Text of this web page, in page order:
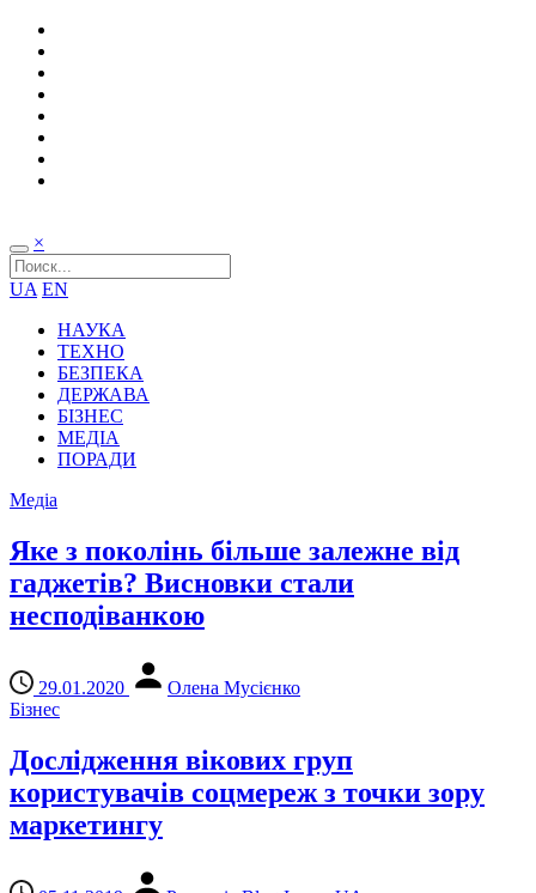
×
UA EN
НАУКА
ТЕХНО
БЕЗПЕКА
ДЕРЖАВА
БІЗНЕС
МЕДІА
ПОРАДИ
Медіа
Яке з поколінь більше залежне від
гаджетів? Висновки стали
несподіванкою
29.01.2020
Олена Мусієнко
Бізнес
Дослідження вікових груп
користувачів соцмереж з точки зору
маркетингу